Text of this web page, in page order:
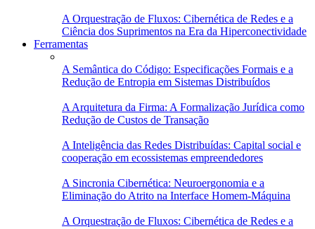
A Orquestração de Fluxos: Cibernética de Redes e a
Ciência dos Suprimentos na Era da Hiperconectividade
Ferramentas
A Semântica do Código: Especificações Formais e a
Redução de Entropia em Sistemas Distribuídos
A Arquitetura da Firma: A Formalização Jurídica como
Redução de Custos de Transação
A Inteligência das Redes Distribuídas: Capital social e
cooperação em ecossistemas empreendedores
A Sincronia Cibernética: Neuroergonomia e a
Eliminação do Atrito na Interface Homem-Máquina
A Orquestração de Fluxos: Cibernética de Redes e a